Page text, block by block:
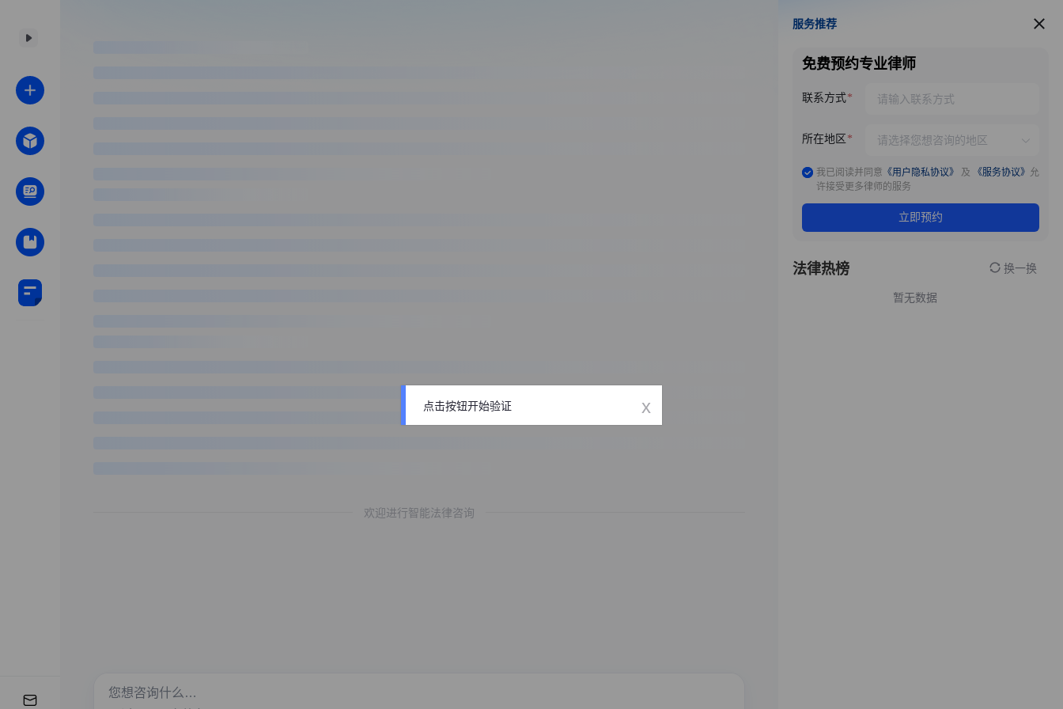
欢迎进行智能法律咨询
服务推荐
服务推荐
免费预约专业律师
联系方式
所在地区
我已阅读并同意 《用户隐私协议》 及 《服务协议》 允
许接受更多律师的服务
立即预约
法律热榜 换一换
暂无数据
点击按钮开始验证 x